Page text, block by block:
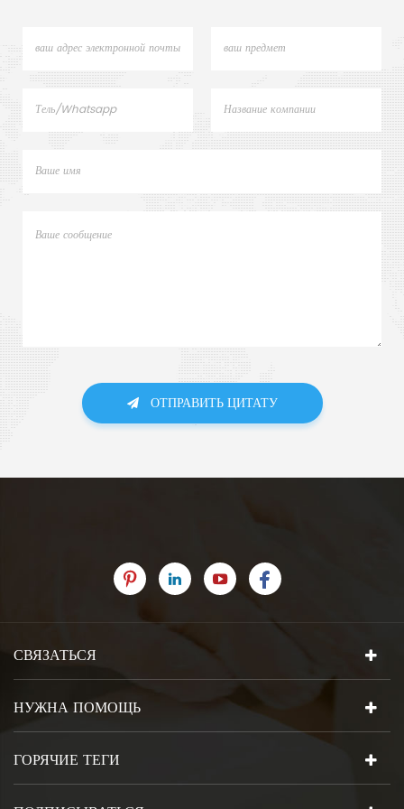
ОТПРАВИТЬ ЦИТАТУ
СВЯЗАТЬСЯ
НУЖНА ПОМОЩЬ
ГОРЯЧИЕ ТЕГИ